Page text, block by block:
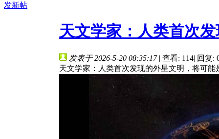
发新帖
天文学家：人类首次
发表于 2026-5-20 08:35:17 | 查看: 114| 回复:
天文学家：人类首次发现的外星文明，将可能